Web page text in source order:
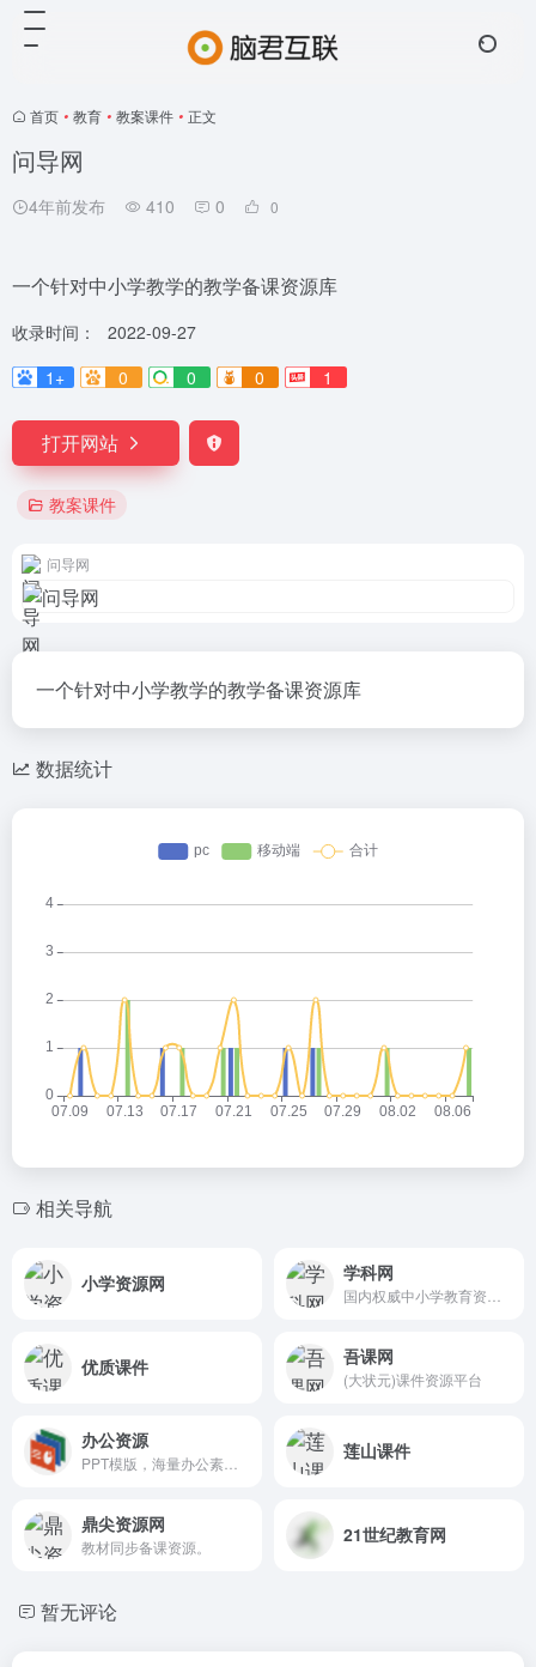
首页 • 教育 • 教案课件 • 正文
问导网
4年前发布 410 0 0
一个针对中小学教学的教学备课资源库
收录时间：
2022-09-27
1+
0 0 0 1
打开网站
教案课件
问导网
一个针对中小学教学的教学备课资源库
数据统计
相关导航
小学资源网 学科网
优质课件 吾课网
(大状元)课件资源平台
办公资源 莲山课件
鼎尖资源网
教材同步备课资源。
21世纪教育网
暂无评论